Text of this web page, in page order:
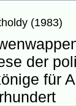
(1983)
der
für